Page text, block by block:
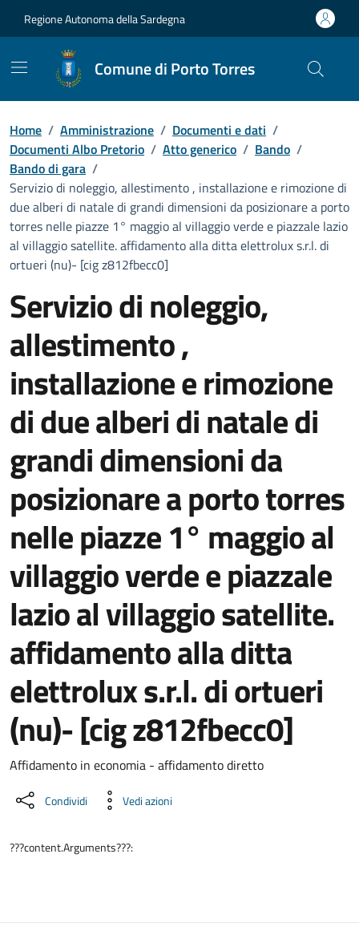
Regione Autonoma della Sardegna
Comune di Porto Torres
Home / Amministrazione / Documenti e dati /
Documenti Albo Pretorio / Atto generico / Bando /
Bando di gara /
Servizio di noleggio, allestimento , installazione e rimozione di
due alberi di natale di grandi dimensioni da posizionare a porto
torres nelle piazze 1° maggio al villaggio verde e piazzale lazio
al villaggio satellite. affidamento alla ditta elettrolux s.r.l. di
ortueri (nu)- [cig z812fbecc0]
Servizio di noleggio,
allestimento ,
installazione e rimozione
di due alberi di natale di
grandi dimensioni da
posizionare a porto torres
nelle piazze 1° maggio al
villaggio verde e piazzale
lazio al villaggio satellite.
affidamento alla ditta
elettrolux s.r.l. di ortueri
(nu)- [cig z812fbecc0]
Dettaglio del documento
Affidamento in economia - affidamento diretto
Condividi Vedi azioni
???content.Arguments???: